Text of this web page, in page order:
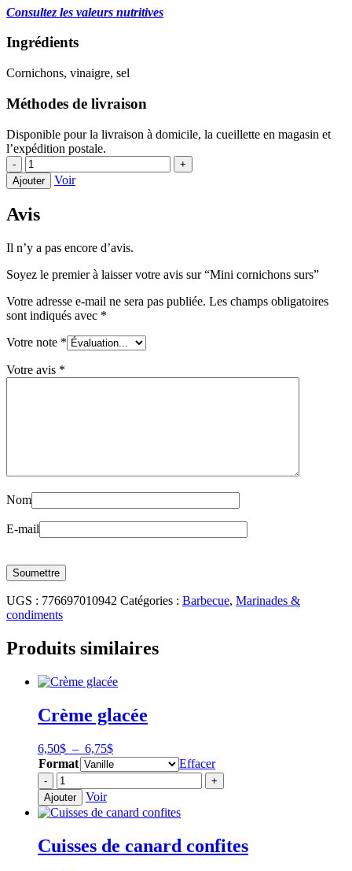
Consultez les valeurs nutritives
Ingrédients
Cornichons, vinaigre, sel
Méthodes de livraison
Disponible pour la livraison à domicile, la cueillette en magasin et
l’expédition postale.
-
quantité
de
Mini
cornichons
surs
+
Ajouter
Voir
Avis
Il n’y a pas encore d’avis.
Soyez le premier à laisser votre avis sur “Mini cornichons surs”
Votre adresse e-mail ne sera pas publiée. Les champs obligatoires
sont indiqués avec *
Votre note *
Votre avis *
Nom
E-mail
UGS : 776697010942 Catégories : Barbecue, Marinades &
condiments
Produits similaires
Crème glacée
6,50$ – 6,75$Plage
de
prix :
6,50$
6,75$
Format Effacer
-
quantité
de
Crème
glacée
+
Ajouter
Voir
Cuisses de canard confites